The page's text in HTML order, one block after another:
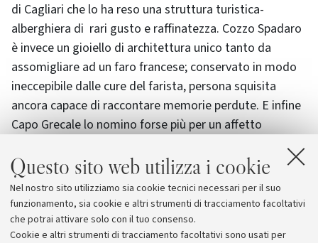
Questo sito web utilizza i cookie
Nel nostro sito utilizziamo sia cookie tecnici necessari per il suo
funzionamento, sia cookie e altri strumenti di tracciamento facoltativi
che potrai attivare solo con il tuo consenso.
Cookie e altri strumenti di tracciamento facoltativi sono usati per
di Cagliari che lo ha reso una struttura turistica-
alberghiera di rari gusto e raffinatezza. Cozzo Spadaro
è invece un gioiello di architettura unico tanto da
assomigliare ad un faro francese; conservato in modo
ineccepibile dalle cure del farista, persona squisita
ancora capace di raccontare memorie perdute. E infine
Capo Grecale lo nomino forse più per un affetto
personale che nutro verso un faro collocato a presidio
del più bel mare d’Italia. Un mare controverso e
combattuto, causa anche di tante tragedie, ma di una
bellezza unica. Se arrivi laggiù, alla punta del faro, ti
sembra davvero di essere alla fine del mondo."